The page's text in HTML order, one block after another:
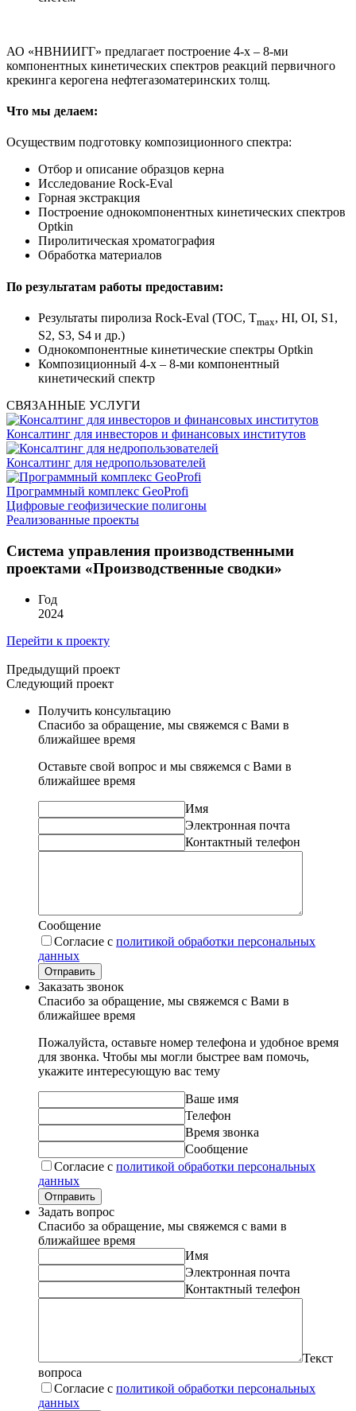
АО «НВНИИГГ» предлагает построение 4-х – 8-ми
компонентных кинетических спектров реакций первичного
крекинга керогена нефтегазоматеринских толщ.
Что мы делаем:
Осуществим подготовку композиционного спектра:
Отбор и описание образцов керна
Исследование Rock-Eval
Горная экстракция
Построение однокомпонентных кинетических спектров
Optkin
Пиролитическая хроматография
Обработка материалов
По результатам работы предоставим:
Результаты пиролиза Rock-Eval (TOC, Tmax, HI, OI, S1,
S2, S3, S4 и др.)
Однокомпонентные кинетические спектры Optkin
Композиционный 4-х – 8-ми компонентный
кинетический спектр
СВЯЗАННЫЕ УСЛУГИ
Консалтинг для инвесторов и финансовых институтов
Консалтинг для недропользователей
Программный комплекс GeoProfi
Цифровые геофизические полигоны
Реализованные проекты
Система управления производственными
проектами «Производственные сводки»
Год
2024
Перейти к проекту
Предыдущий проект
Следующий проект
Получить консультацию
Спасибо за обращение, мы свяжемся с Вами в
ближайшее время
Оставьте свой вопрос и мы свяжемся с Вами в
ближайшее время
Имя
Электронная почта
Контактный телефон
Сообщение
Согласие с политикой обработки персональных
данных
Отправить
Заказать звонок
Спасибо за обращение, мы свяжемся с Вами в
ближайшее время
Пожалуйста, оставьте номер телефона и удобное время
для звонка. Чтобы мы могли быстрее вам помочь,
укажите интересующую вас тему
Ваше имя
Телефон
Время звонка
Сообщение
Согласие с политикой обработки персональных
данных
Отправить
Задать вопрос
Спасибо за обращение, мы свяжемся с вами в
ближайшее время
Имя
Электронная почта
Контактный телефон
Текст
вопроса
Согласие с политикой обработки персональных
данных